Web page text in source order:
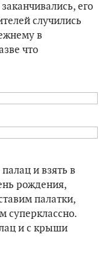
его
случились
в
что
и взять в
рождения,
палатки,
суперклассно.
и с крыши